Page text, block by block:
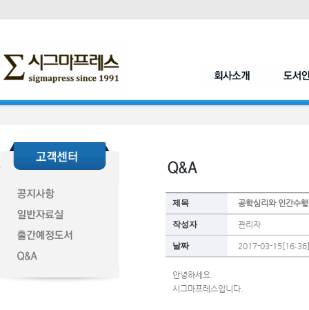
제목 공학심리와 인간수
작성자 관리자
날짜 2017-03-15[16:36]
안녕하세요.
시그마프레스입니다.